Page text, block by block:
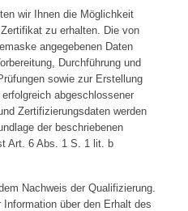
wir Ihnen die Möglichkeit
zu erhalten. Die von
angegebenen Daten
Durchführung und
sowie zur Erstellung
abgeschlossener
Zertifizierungsdaten werden
der beschriebenen
Art. 6 Abs. 1 S. 1 lit. b
Nachweis der Qualifizierung.
Information über den Erhalt des